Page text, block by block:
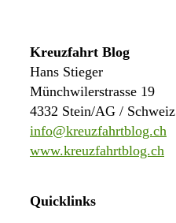
Kreuzfahrt Blog
Hans Stieger
Münchwilerstrasse 19
4332 Stein/AG / Schweiz
info@kreuzfahrtblog.ch
www.kreuzfahrtblog.ch
Quicklinks